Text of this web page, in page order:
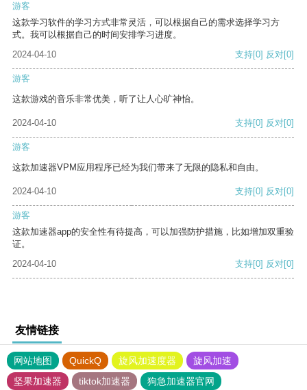
游客
这款学习软件的学习方式非常灵活，可以根据自己的需求选择学习方
式。我可以根据自己的时间安排学习进度。
2024-04-10
支持[0] 反对[0]
游客
这款游戏的音乐非常优美，听了让人心旷神怡。
2024-04-10 支持[0] 反对[0]
游客
这款加速器VPM应用程序已经为我们带来了无限的隐私和自由。
2024-04-10 支持[0] 反对[0]
游客
这款加速器app的安全性有待提高，可以加强防护措施，比如增加双重验
证。
2024-04-10
支持[0] 反对[0]
友情链接
网站地图 QuickQ 旋风加速度器
旋风加速
坚果加速器
tiktok加速器
狗急加速器官网